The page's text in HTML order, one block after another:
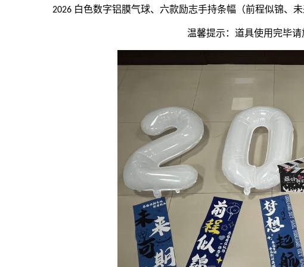
2026 白色数字铝膜气球、六款励志手持条幅（前程似锦、
温馨提示：道具使用完毕请